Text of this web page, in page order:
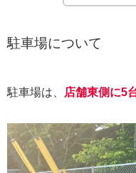
駐車場について
駐車場は、 店舗東側に5